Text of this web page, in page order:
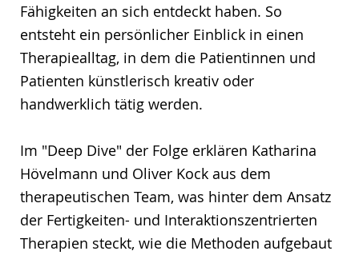
Fähigkeiten an sich entdeckt haben. So
entsteht ein persönlicher Einblick in einen
Therapiealltag, in dem die Patientinnen und
Patienten künstlerisch kreativ oder
handwerklich tätig werden.
Im "Deep Dive" der Folge erklären Katharina
Hövelmann und Oliver Kock aus dem
therapeutischen Team, was hinter dem Ansatz
der Fertigkeiten- und Interaktionszentrierten
Therapien steckt, wie die Methoden aufgebaut